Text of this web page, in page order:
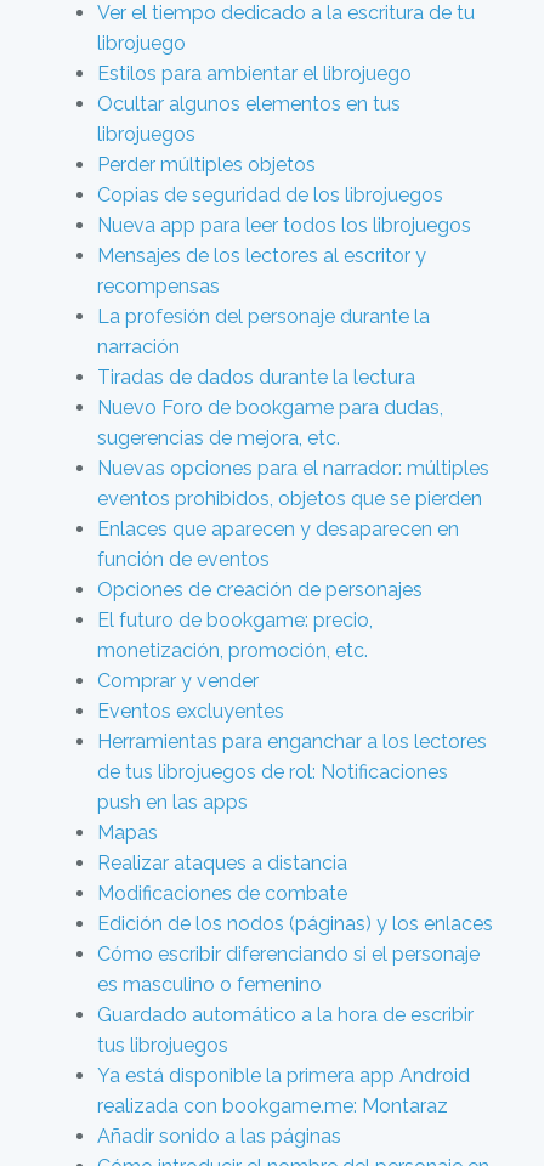
Ver el tiempo dedicado a la escritura de tu
librojuego
Estilos para ambientar el librojuego
Ocultar algunos elementos en tus
librojuegos
Perder múltiples objetos
Copias de seguridad de los librojuegos
Nueva app para leer todos los librojuegos
Mensajes de los lectores al escritor y
recompensas
La profesión del personaje durante la
narración
Tiradas de dados durante la lectura
Nuevo Foro de bookgame para dudas,
sugerencias de mejora, etc.
Nuevas opciones para el narrador: múltiples
eventos prohibidos, objetos que se pierden
Enlaces que aparecen y desaparecen en
función de eventos
Opciones de creación de personajes
El futuro de bookgame: precio,
monetización, promoción, etc.
Comprar y vender
Eventos excluyentes
Herramientas para enganchar a los lectores
de tus librojuegos de rol: Notificaciones
push en las apps
Mapas
Realizar ataques a distancia
Modificaciones de combate
Edición de los nodos (páginas) y los enlaces
Cómo escribir diferenciando si el personaje
es masculino o femenino
Guardado automático a la hora de escribir
tus librojuegos
Ya está disponible la primera app Android
realizada con bookgame.me: Montaraz
Añadir sonido a las páginas